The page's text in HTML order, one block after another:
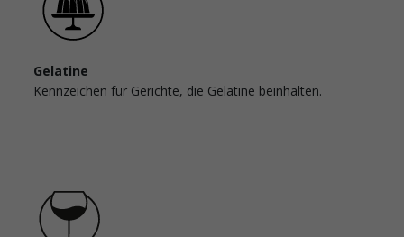
Gelatine
Kennzeichen für Gerichte, die Gelatine beinhalten.